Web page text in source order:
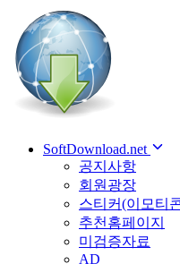
SoftDownload.net
공지사항
회원광장
스티커(이모티
추천홈페이지
미검증자료
AD